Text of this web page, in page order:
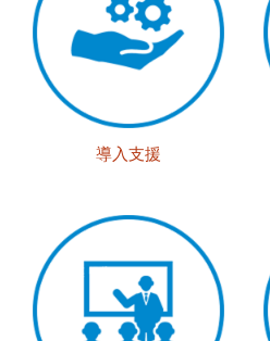
導入支援